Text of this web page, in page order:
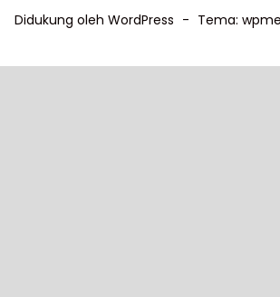
Didukung oleh WordPress - Tema: